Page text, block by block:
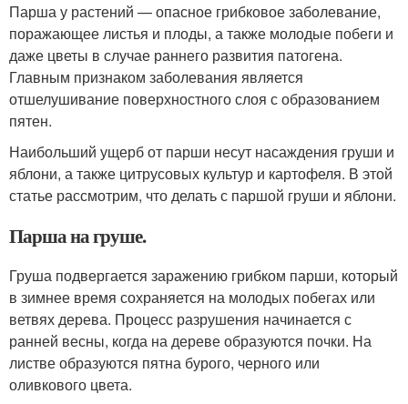
Парша у растений — опасное грибковое заболевание,
поражающее листья и плоды, а также молодые побеги и
даже цветы в случае раннего развития патогена.
Главным признаком заболевания является
отшелушивание поверхностного слоя с образованием
пятен.
Наибольший ущерб от парши несут насаждения груши и
яблони, а также цитрусовых культур и картофеля. В этой
статье рассмотрим, что делать с паршой груши и яблони.
Парша на груше.
Груша подвергается заражению грибком парши, который
в зимнее время сохраняется на молодых побегах или
ветвях дерева. Процесс разрушения начинается с
ранней весны, когда на дереве образуются почки. На
листве образуются пятна бурого, черного или
оливкового цвета.